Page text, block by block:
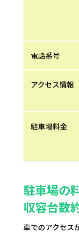
電話番号
アクセス情報
駐車場料金
駐車場の
収容台数
車でのアクセス